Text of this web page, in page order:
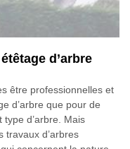
d’arbre
être professionnelles et
d’arbre que pour de
type d’arbre. Mais
travaux d’arbres